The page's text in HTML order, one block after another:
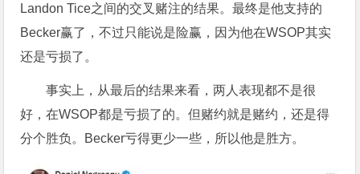
Landon Tice之间的交叉赌注的结果。最终是他支持的
Becker赢了，不过只能说是险赢，因为他在WSOP其实
还是亏损了。
事实上，从最后的结果来看，两人表现都不是很
好，在WSOP都是亏损了的。但赌约就是赌约，还是得
分个胜负。Becker亏得更少一些，所以他是胜方。